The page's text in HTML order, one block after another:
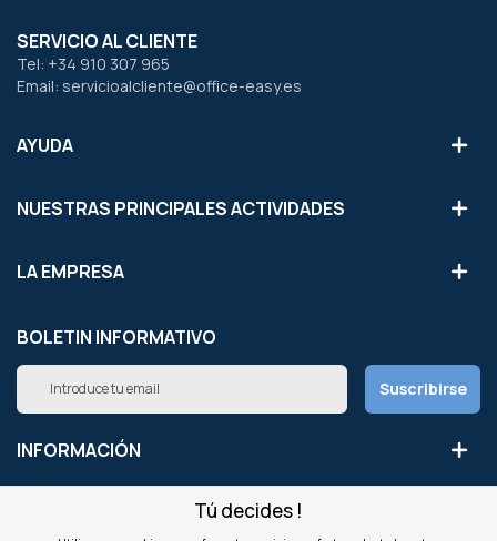
Tú decides !
SERVICIO AL CLIENTE
Tel: +34 910 307 965
Email: servicioalcliente@office-easy.es
AYUDA
NUESTRAS PRINCIPALES ACTIVIDADES
LA EMPRESA
BOLETIN INFORMATIVO
Inscríbete
nuestro
boletín
de
noticias:
Suscribirse
INFORMACIÓN